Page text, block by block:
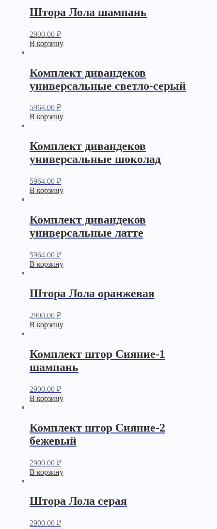
Штора Лола шампань
2900.00 ₽
В корзину
Комплект дивандеков
универсальные светло-серый
5964.00 ₽
В корзину
Комплект дивандеков
универсальные шоколад
5964.00 ₽
В корзину
Комплект дивандеков
универсальные латте
5964.00 ₽
В корзину
Штора Лола оранжевая
2900.00 ₽
В корзину
Комплект штор Сияние-1
шампань
2900.00 ₽
В корзину
Комплект штор Сияние-2
бежевый
2900.00 ₽
В корзину
Штора Лола серая
2900.00 ₽